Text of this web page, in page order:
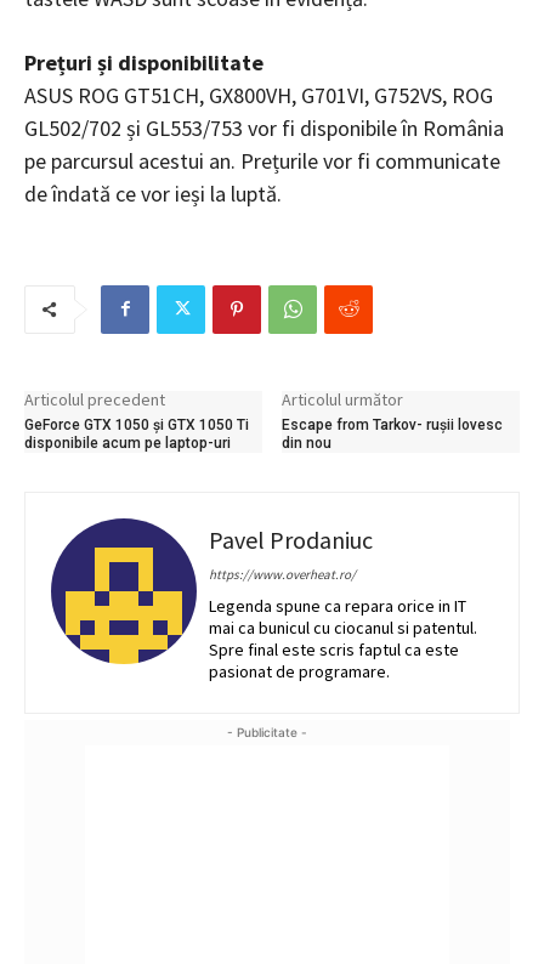
Prețuri și disponibilitate
ASUS ROG GT51CH, GX800VH, G701VI, G752VS, ROG
GL502/702 și GL553/753 vor fi disponibile în România
pe parcursul acestui an. Prețurile vor fi communicate
de îndată ce vor ieși la luptă.
Articolul precedent
GeForce GTX 1050 și GTX 1050 Ti
disponibile acum pe laptop-uri
Articolul următor
Escape from Tarkov- rușii lovesc
din nou
Pavel Prodaniuc
https://www.overheat.ro/
Legenda spune ca repara orice in IT
mai ca bunicul cu ciocanul si patentul.
Spre final este scris faptul ca este
pasionat de programare.
- Publicitate -